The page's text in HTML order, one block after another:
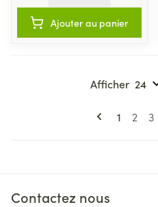
Ajouter au panier
Vous
1 Page
2 3
Afficher
Contactez nous